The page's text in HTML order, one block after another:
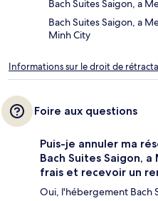
Bach Suites Saigon, a
Bach Suites Saigon, a
Minh City
Informations sur le droit de
Foire aux questions
Puis-je annuler ma
Bach Suites Saigon,
frais et recevoir un
Oui, l'hébergement Bach